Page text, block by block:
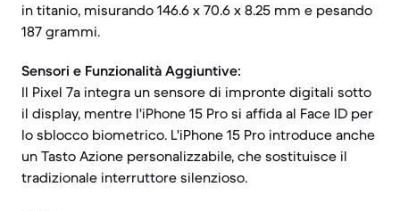
in titanio, misurando 146.6 x 70.6 x 8.25 mm e pesando
187 grammi.
Sensori e Funzionalità Aggiuntive:
Il Pixel 7a integra un sensore di impronte digitali sotto
il display, mentre l'iPhone 15 Pro si affida al Face ID per
lo sblocco biometrico. L'iPhone 15 Pro introduce anche
un Tasto Azione personalizzabile, che sostituisce il
tradizionale interruttore silenzioso.